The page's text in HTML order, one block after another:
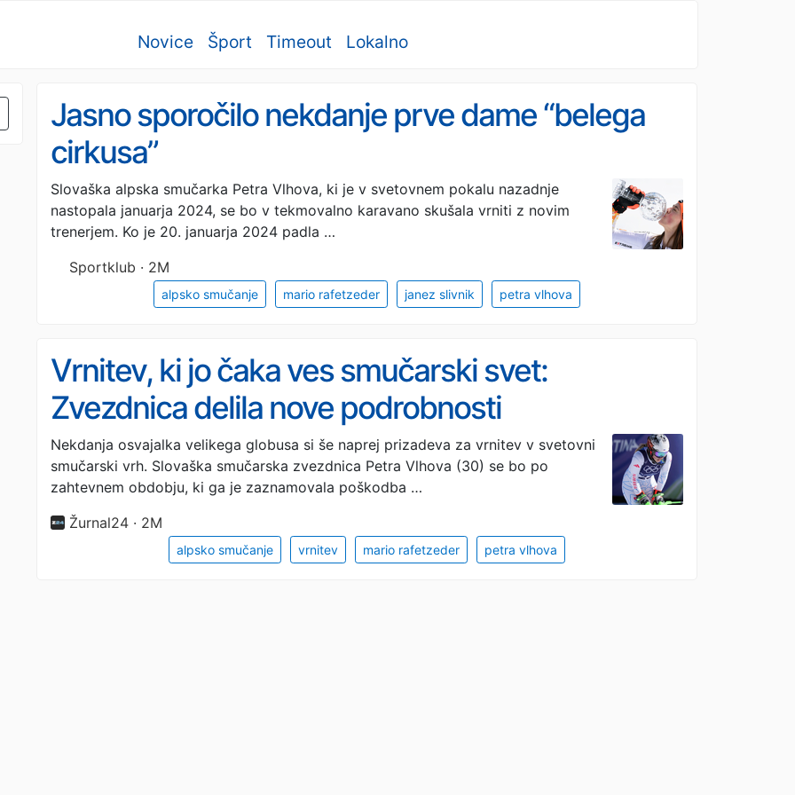
Novice Šport Timeout Lokalno
Jasno sporočilo nekdanje prve dame “belega
cirkusa”
Slovaška alpska smučarka Petra Vlhova, ki je v svetovnem pokalu nazadnje
nastopala januarja 2024, se bo v tekmovalno karavano skušala vrniti z novim
trenerjem. Ko je 20. januarja 2024 padla …
Sportklub · 2M
alpsko smučanje mario rafetzeder janez slivnik petra vlhova
Vrnitev, ki jo čaka ves smučarski svet:
Zvezdnica delila nove podrobnosti
Nekdanja osvajalka velikega globusa si še naprej prizadeva za vrnitev v svetovni
smučarski vrh. Slovaška smučarska zvezdnica Petra Vlhova (30) se bo po
zahtevnem obdobju, ki ga je zaznamovala poškodba …
Žurnal24 · 2M
alpsko smučanje vrnitev mario rafetzeder petra vlhova